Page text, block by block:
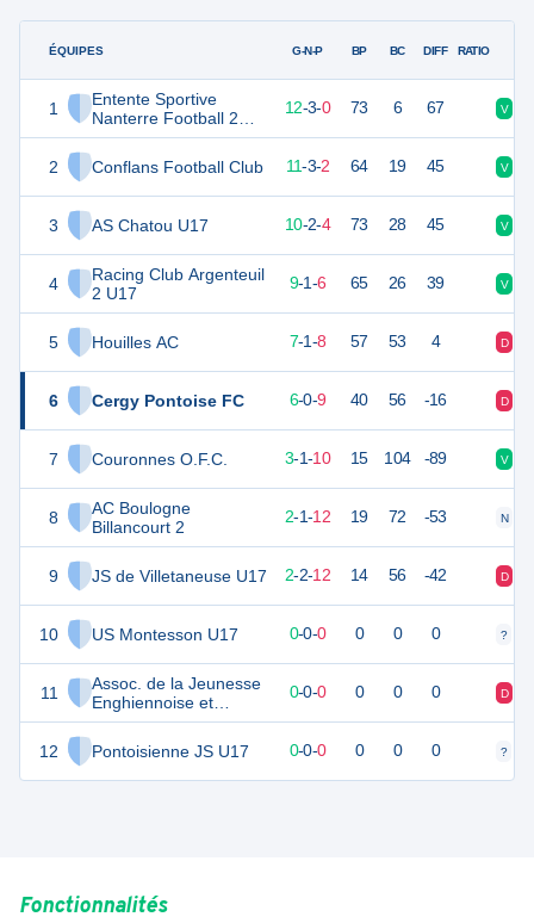
ÉQUIPES
1
Entente Sportive
Nanterre Football 2
U17
2
Conflans Football Club
3 AS Chatou U17
4
Racing Club Argenteuil
2 U17
5 Houilles AC
6 Cergy Pontoise FC
7 Couronnes O.F.C.
8
AC Boulogne
Billancourt 2
9 JS de Villetaneuse U17
10 US Montesson U17
11
Assoc. de la Jeunesse
Enghiennoise et
Deuilloise U17
12
Pontoisienne JS U17
G-N-P BP BC DIFF RATIO
39 12-3-0 73 6 67 V
36 16 11-3-2 64 19 45 V
10-2-4 73 28 45 V
26 16 9-1-6 65 26 39 V
7-1-8 57 53 4 D
17 6-0-9 40 56 -16 D
8 3-1-10 15 104 -89 V
2-1-12 19 72 -53 N
-6 16 2-2-12 14 56 -42 D
0 0-0-0 0 0 0 ?
0 0 0-0-0 0 0 0 D
0 0-0-0 0 0 0 ?
Fonctionnalités